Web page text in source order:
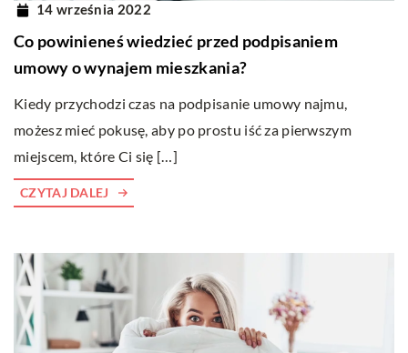
14 września 2022
Co powinieneś wiedzieć przed podpisaniem
umowy o wynajem mieszkania?
Kiedy przychodzi czas na podpisanie umowy najmu,
możesz mieć pokusę, aby po prostu iść za pierwszym
miejscem, które Ci się […]
CZYTAJ DALEJ